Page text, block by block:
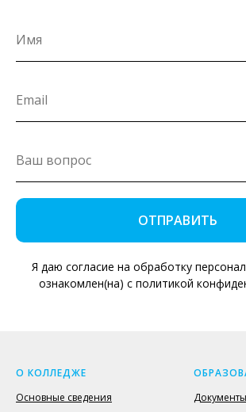
ОТПРАВИТЬ
Я даю согласие на обработку
ознакомлен(на) с политикой
О КОЛЛЕДЖЕ
Основные сведения
Документы